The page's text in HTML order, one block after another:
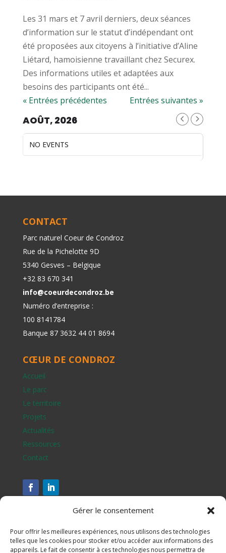
Gérer le consentement
Pour offrir les meilleures expériences, nous utilisons des technologies
telles que les cookies pour stocker et/ou accéder aux informations des
appareils. Le fait de consentir à ces technologies nous permettra de
Les 31 mars et 7 avril derniers, deux séances
d’information sur le statut d’indépendant ont
été proposées aux citoyens à l’initiative d’Aline
Liétard, hamoisienne travaillant chez Securex.
Des informations utiles et adaptées aux
besoins des participants ont été...
« Entrées précédentes
Entrées suivantes »
AOÛT, 2026
NO EVENTS
CONTACT
Parc naturel Coeur de Condroz
Rue de la Pichelotte 9D
5340 Gesves – Belgique
+32 83 670 341
info@coeurdecondroz.be
Numéro d’entreprise :
100 8141784
Banque 87 3632 44 01 8694
CŒUR DE CONDROZ
Accueil
Le parc
Le territoire
Projets
Actualités
Ressources
Contact